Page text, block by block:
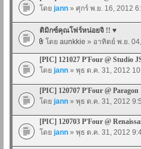
โดย jann » ศุกร์ พ.ย. 16, 2012
ติมิกซ์คุณโฟร์หน่อยจิ !! ♥
โดย aunkkie » อาทิตย์ พ.ย.
[PIC] 121027 P'Four @ Studio
โดย jann » พุธ ต.ค. 31, 2012
[PIC] 120707 P'Four @ Paragon
โดย jann » พุธ ต.ค. 31, 2012
[PIC] 120703 P'Four @
โดย jann » พุธ ต.ค. 31, 2012